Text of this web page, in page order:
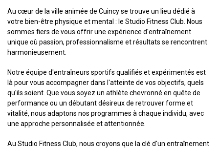
Au cœur de la ville animée de Cuincy se trouve un lieu dédié à
votre bien-être physique et mental : le Studio Fitness Club. Nous
sommes fiers de vous offrir une expérience d'entraînement
unique où passion, professionnalisme et résultats se rencontrent
harmonieusement.
Notre équipe d'entraîneurs sportifs qualifiés et expérimentés est
là pour vous accompagner dans l'atteinte de vos objectifs, quels
qu'ils soient. Que vous soyez un athlète chevronné en quête de
performance ou un débutant désireux de retrouver forme et
vitalité, nous adaptons nos programmes à chaque individu, avec
une approche personnalisée et attentionnée.
Au Studio Fitness Club, nous croyons que la clé d'un entraînement